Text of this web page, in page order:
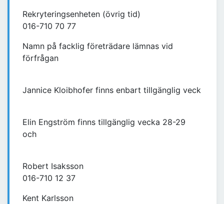
Rekryteringsenheten (övrig tid)
016-710 70 77
Namn på facklig företrädare lämnas vid
förfrågan
Jannice Kloibhofer finns enbart tillgänglig veck
Elin Engström finns tillgänglig vecka 28-29
och
Robert Isaksson
016-710 12 37
Kent Karlsson